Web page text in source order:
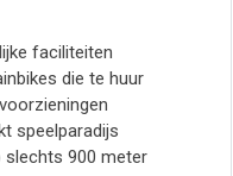
faciliteiten
die te huur
speelparadijs
slechts 900 meter